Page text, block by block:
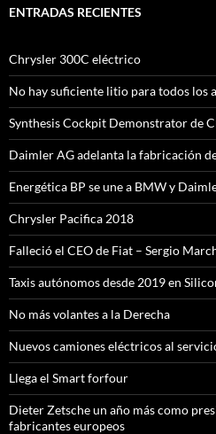
ENTRADAS RECIENTES
Chrysler 300C eléctrico
No hay suficiente litio para todos los
Synthesis Cockpit Demonstrator de
Daimler AG adelanta la fabricación
Energética BP se une a BMW y
Chrysler Pacifica 2018
Falleció el CEO de Fiat – Sergio
Taxis autónomos desde 2019 en
No más volantes a la Derecha
Nuevos camiones eléctricos al
Llega el Smart forfour
Dieter Zetsche un año más como
fabricantes europeos